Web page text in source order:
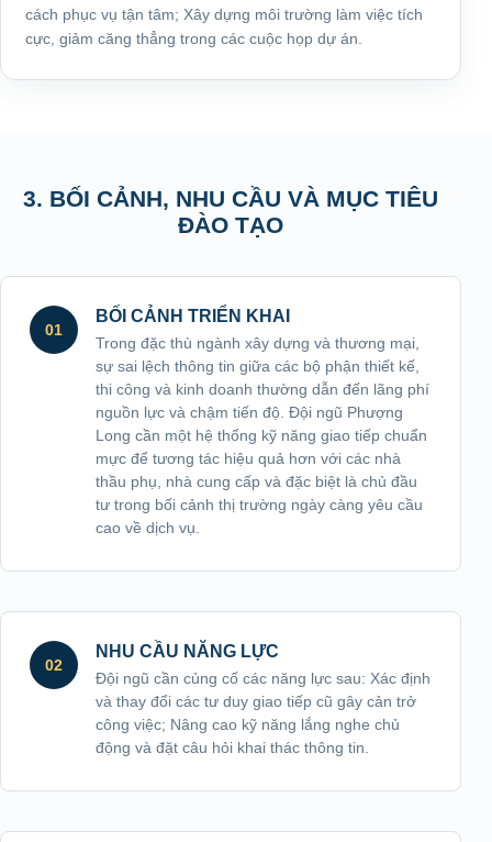
cách phục vụ tận tâm; Xây dựng môi trường làm việc tích
cực, giảm căng thẳng trong các cuộc họp dự án.
3. BỐI CẢNH, NHU CẦU VÀ MỤC TIÊU
ĐÀO TẠO
01
BỐI CẢNH TRIỂN KHAI
Trong đặc thù ngành xây dựng và thương mại,
sự sai lệch thông tin giữa các bộ phận thiết kế,
thi công và kinh doanh thường dẫn đến lãng phí
nguồn lực và chậm tiến độ. Đội ngũ Phượng
Long cần một hệ thống kỹ năng giao tiếp chuẩn
mực để tương tác hiệu quả hơn với các nhà
thầu phụ, nhà cung cấp và đặc biệt là chủ đầu
tư trong bối cảnh thị trường ngày càng yêu cầu
cao về dịch vụ.
02
NHU CẦU NĂNG LỰC
Đội ngũ cần củng cố các năng lực sau: Xác định
và thay đổi các tư duy giao tiếp cũ gây cản trở
công việc; Nâng cao kỹ năng lắng nghe chủ
động và đặt câu hỏi khai thác thông tin.